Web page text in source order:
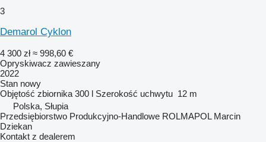
3
Demarol Cyklon
4 300 zł ≈ 998,60 €
Opryskiwacz zawieszany
2022
Stan nowy
Objętość zbiornika 300 l Szerokość uchwytu 12 m
Polska, Słupia
Przedsiębiorstwo Produkcyjno-Handlowe ROLMAPOL Marcin
Dziekan
Kontakt z dealerem